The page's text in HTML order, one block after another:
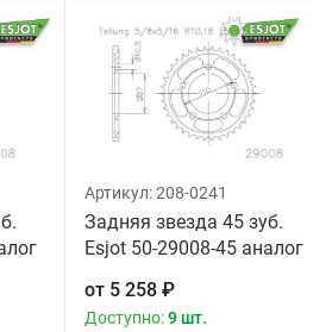
Артикул:208-0241
Задняя звезда 45 зуб.
Esjot 50-29008-45 аналог
от 5 258 ₽
Доступно:9 шт.